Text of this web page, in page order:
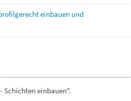
einbauen und
Schichten einbauen".